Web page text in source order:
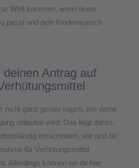
Welt kommen, wenn deine
passt und dein Kinderwunsch
Antrag auf
nicht ganz genau sagen, wie deine
ablaufen wird. Das liegt daran,
entscheiden, wie und ob
für Verhütungsmittel
Allerdings können wir dir hier